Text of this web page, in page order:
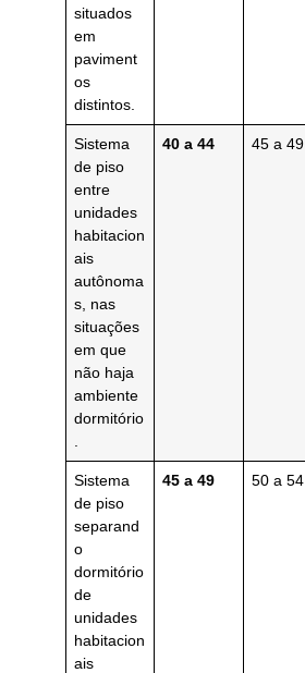
situados
em
paviment
os
distintos.
Sistema
de piso
entre
unidades
habitacion
ais
autônoma
s, nas
situações
em que
não haja
ambiente
dormitório
40 a 44 45 a 49
Sistema
de piso
separand
o
dormitório
de
unidades
habitacion
ais
45 a 49 50 a 54